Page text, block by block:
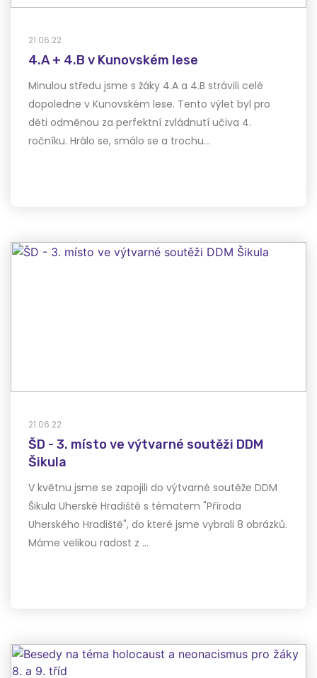
21.06.22
4.A + 4.B v Kunovském lese
Minulou středu jsme s žáky 4.A a 4.B strávili celé
dopoledne v Kunovském lese. Tento výlet byl pro
děti odměnou za perfektní zvládnutí učiva 4.
ročníku. Hrálo se, smálo se a trochu…
21.06.22
ŠD - 3. místo ve výtvarné soutěži DDM
Šikula
V květnu jsme se zapojili do výtvarné soutěže DDM
Šikula Uherské Hradiště s tématem "Příroda
Uherského Hradiště", do které jsme vybrali 8 obrázků.
Máme velikou radost z …